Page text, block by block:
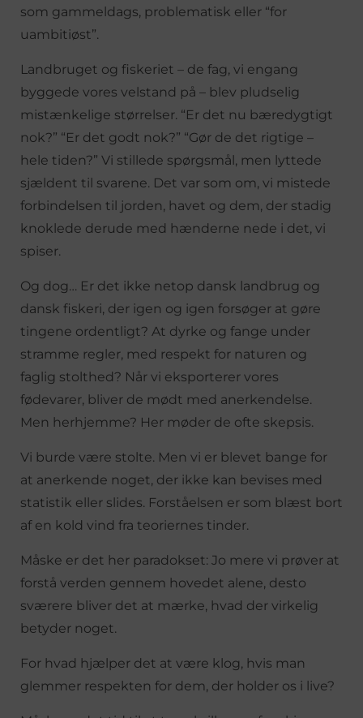
som gammeldags, problematisk eller “for
uambitiøst”.
Landbruget og fiskeriet – de fag, vi engang
byggede vores velstand på – blev pludselig
mistænkelige størrelser. “Er det nu bæredygtigt
nok?” “Er det godt nok?” “Gør de det rigtige –
hele tiden?” Vi stillede spørgsmål, men lyttede
sjældent til svarene. Det var som om, vi mistede
forbindelsen til jorden, havet og dem, der stadig
knoklede derude med hænderne nede i det, vi
spiser.
Og dog… Er det ikke netop dansk landbrug og
dansk fiskeri, der igen og igen forsøger at gøre
tingene ordentligt? At dyrke og fange under
stramme regler, med respekt for naturen og
faglig stolthed? Når vi eksporterer vores
fødevarer, bliver de mødt med anerkendelse.
Men herhjemme? Her møder de ofte skepsis.
Vi burde være stolte. Men vi er blevet bange for
at anerkende noget, der ikke kan bevises med
statistik eller slides. Forståelsen er som blæst bort
af en kold vind fra teoriernes tinder.
Måske er det her paradokset: Jo mere vi prøver at
forstå verden gennem hovedet alene, desto
sværere bliver det at mærke, hvad der virkelig
betyder noget.
For hvad hjælper det at være klog, hvis man
glemmer respekten for dem, der holder os i live?